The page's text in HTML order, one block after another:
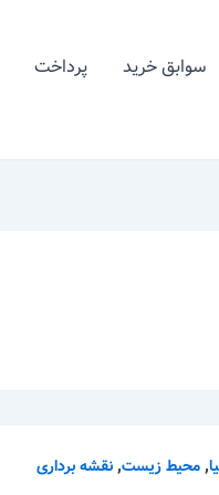
سوابق خرید پرداخت
,محیط زیست,نقشه برداری